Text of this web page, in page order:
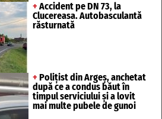
+ Accident pe DN 73, la
Clucereasa. Autobasculantă
răsturnată
+ Polițist din Argeș, anchetat
după ce a condus băut în
timpul serviciului și a lovit
mai multe pubele de gunoi